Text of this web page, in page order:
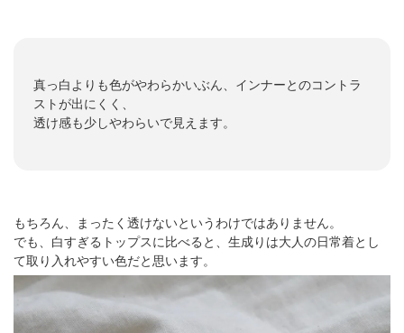
真っ白よりも色がやわらかいぶん、インナーとのコントラ
ストが出にくく、
透け感も少しやわらいで見えます。
もちろん、まったく透けないというわけではありません。
でも、白すぎるトップスに比べると、生成りは大人の日常着とし
て取り入れやすい色だと思います。